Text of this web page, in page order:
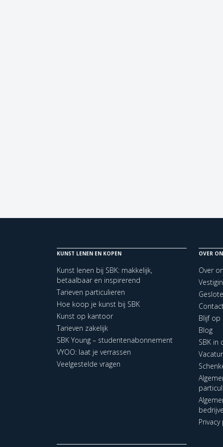
KUNST LENEN EN KOPEN
Kunst lenen bij SBK: makkelijk,
betaalbaar en inspirerend
Tarieven particulieren
Hoe koop je kunst bij SBK
Kunst op kantoor
Tarieven zakelijk
SBK Young – studentenabonnement
VYOO: laat je verrassen
Veelgestelde vragen
OVER
Over
Blijf op
Blog
SBK in